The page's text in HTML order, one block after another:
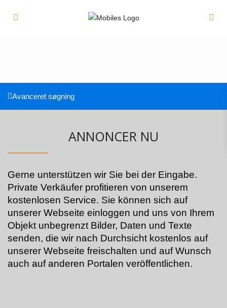
Avanceret søgning
ANNONCER NU
Gerne unterstützen wir Sie bei der Eingabe.
Private Verkäufer profitieren von unserem
kostenlosen Service. Sie können sich auf
unserer Webseite einloggen und uns von Ihrem
Objekt unbegrenzt Bilder, Daten und Texte
senden, die wir nach Durchsicht kostenlos auf
unserer Webseite freischalten und auf Wunsch
auch auf anderen Portalen veröffentlichen.